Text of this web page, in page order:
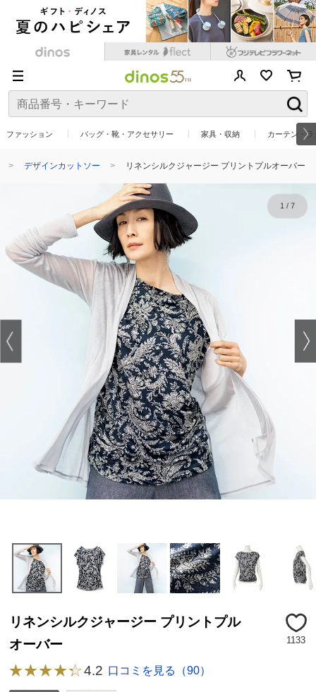
ファッション バッグ・靴・アクセサリー 家具・収納 カーテン・
デザインカットソー リネンシルクジャージー プリントプルオーバー
1/ 7
リネンシルクジャージー プリントプル
オーバー
1133
4.2 口コミを見る（90）